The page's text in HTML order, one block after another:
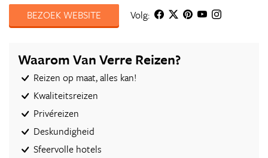
BEZOEK WEBSITE
Volg:
Waarom Van Verre Reizen?
Reizen op maat, alles kan!
Kwaliteitsreizen
Privéreizen
Deskundigheid
Sfeervolle hotels